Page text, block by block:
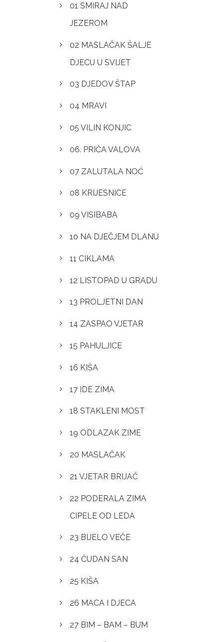
01 SMIRAJ NAD
JEZEROM
02 MASLAČAK ŠALJE
DJECU U SVIJET
03 DJEDOV ŠTAP
04 MRAVI
05 VILIN KONJIC
06. PRIČA VALOVA
07 ZALUTALA NOĆ
08 KRIJESNICE
09 VISIBABA
10 NA DJEČJEM DLANU
11 CIKLAMA
12 LISTOPAD U GRADU
13 PROLJETNI DAN
14 ZASPAO VJETAR
15 PAHULJICE
16 KIŠA
17 IDE ZIMA
18 STAKLENI MOST
19 ODLAZAK ZIME
20 MASLAČAK
21 VJETAR BRIJAČ
22 PODERALA ZIMA
CIPELE OD LEDA
23 BIJELO VEČE
24 ČUDAN SAN
25 KIŠA
26 MACA I DJECA
27 BIM – BAM – BUM